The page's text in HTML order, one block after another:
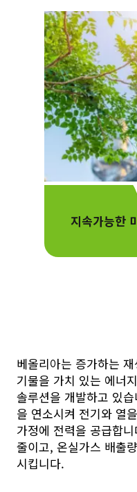
지속가능한
베올리아는 증가하는
기물을 가치 있는 에너
솔루션을 개발하고 있
을 연소시켜 전기와 열
가정에 전력을 공급합
줄이고, 온실가스 배출
시킵니다.